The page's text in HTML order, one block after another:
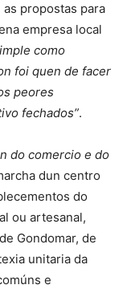
propostas para
empresa local
como
foi quen de facer
peores
fechados”.
do comercio e do
dun centro
do
ou artesanal,
Gondomar, de
unitaria da
e